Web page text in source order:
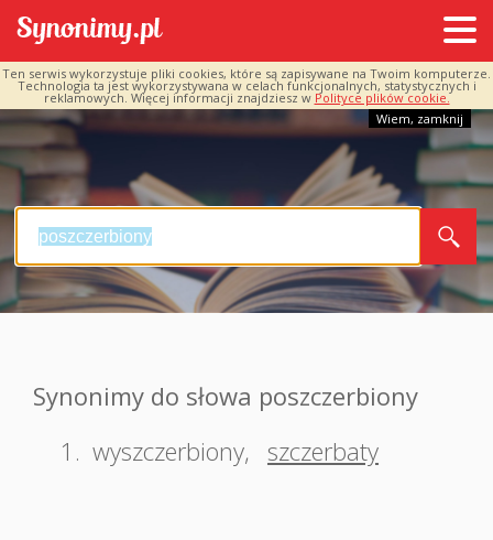
Ten serwis wykorzystuje pliki cookies, które są zapisywane na Twoim komputerze.
Technologia ta jest wykorzystywana w celach funkcjonalnych, statystycznych i
reklamowych. Więcej informacji znajdziesz w Polityce plików cookie.
Wiem, zamknij
Synonimy do słowa poszczerbiony
1. wyszczerbiony, szczerbaty